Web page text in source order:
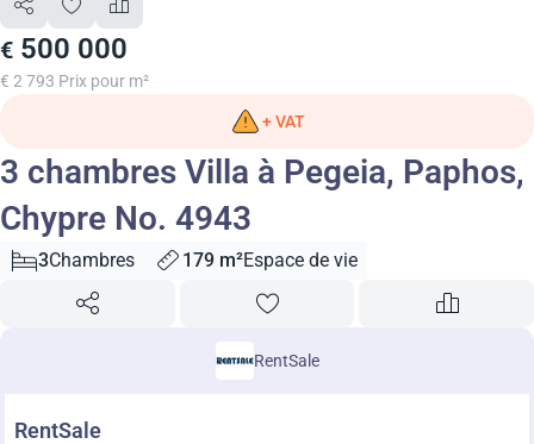
€ 500 000
€ 2 793 Prix pour m²
+ VAT
3 chambres Villa à Pegeia, Paphos,
Chypre No. 4943
3Chambres 179 m²Espace de vie
RentSale
RentSale